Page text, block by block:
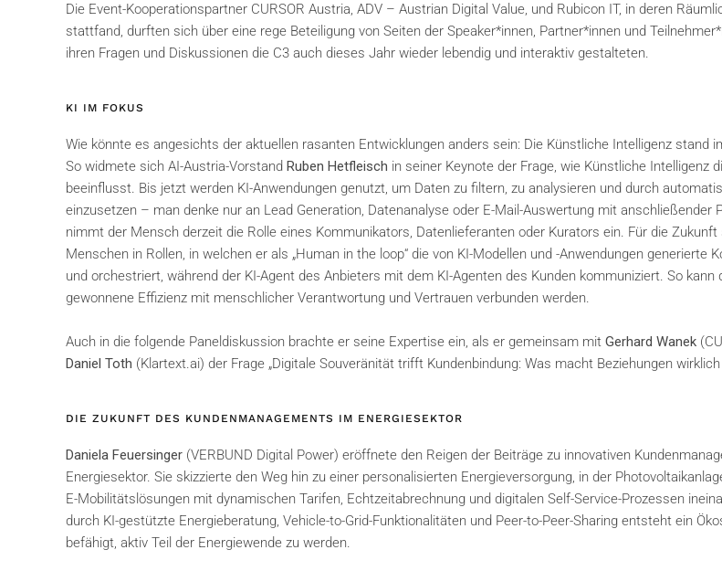
Die Event-Kooperationspartner CURSOR Austria, ADV – Austrian Digital Value, und Rubicon IT, in deren
stattfand, durften sich über eine rege Beteiligung von Seiten der Speaker*innen, Partner*innen und
ihren Fragen und Diskussionen die C3 auch dieses Jahr wieder lebendig und interaktiv gestalteten.
KI IM FOKUS
Wie könnte es angesichts der aktuellen rasanten Entwicklungen anders sein: Die Künstliche Intelligenz stand
So widmete sich AI-Austria-Vorstand Ruben Hetfleisch in seiner Keynote der Frage, wie Künstliche Intelligenz
beeinflusst. Bis jetzt werden KI-Anwendungen genutzt, um Daten zu filtern, zu analysieren und durch
einzusetzen – man denke nur an Lead Generation, Datenanalyse oder E-Mail-Auswertung mit anschließender
nimmt der Mensch derzeit die Rolle eines Kommunikators, Datenlieferanten oder Kurators ein. Für die
Menschen in Rollen, in welchen er als „Human in the loop“ die von KI-Modellen und -Anwendungen generierte
und orchestriert, während der KI-Agent des Anbieters mit dem KI-Agenten des Kunden kommuniziert. So kann
gewonnene Effizienz mit menschlicher Verantwortung und Vertrauen verbunden werden.
Auch in die folgende Paneldiskussion brachte er seine Expertise ein, als er gemeinsam mit Gerhard Wanek
Daniel Toth (Klartext.ai) der Frage „Digitale Souveränität trifft Kundenbindung: Was macht Beziehungen
DIE ZUKUNFT DES KUNDENMANAGEMENTS IM ENERGIESEKTOR
Daniela Feuersinger (VERBUND Digital Power) eröffnete den Reigen der Beiträge zu innovativen
Energiesektor. Sie skizzierte den Weg hin zu einer personalisierten Energieversorgung, in der
E-Mobilitätslösungen mit dynamischen Tarifen, Echtzeitabrechnung und digitalen Self-Service-Prozessen
durch KI-gestützte Energieberatung, Vehicle-to-Grid-Funktionalitäten und Peer-to-Peer-Sharing entsteht ein
befähigt, aktiv Teil der Energiewende zu werden.